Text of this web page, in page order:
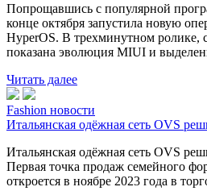
Попрощавшись с популярной
конце октября запустила новую
HyperOS. В трехминутном ролике,
показана эволюция MIUI и
Читать далее
Fashion новости
Итальянская одёжная сеть OVS
Итальянская одёжная сеть OVS
Первая точка продаж семейного
откроется в ноябре 2023 года в